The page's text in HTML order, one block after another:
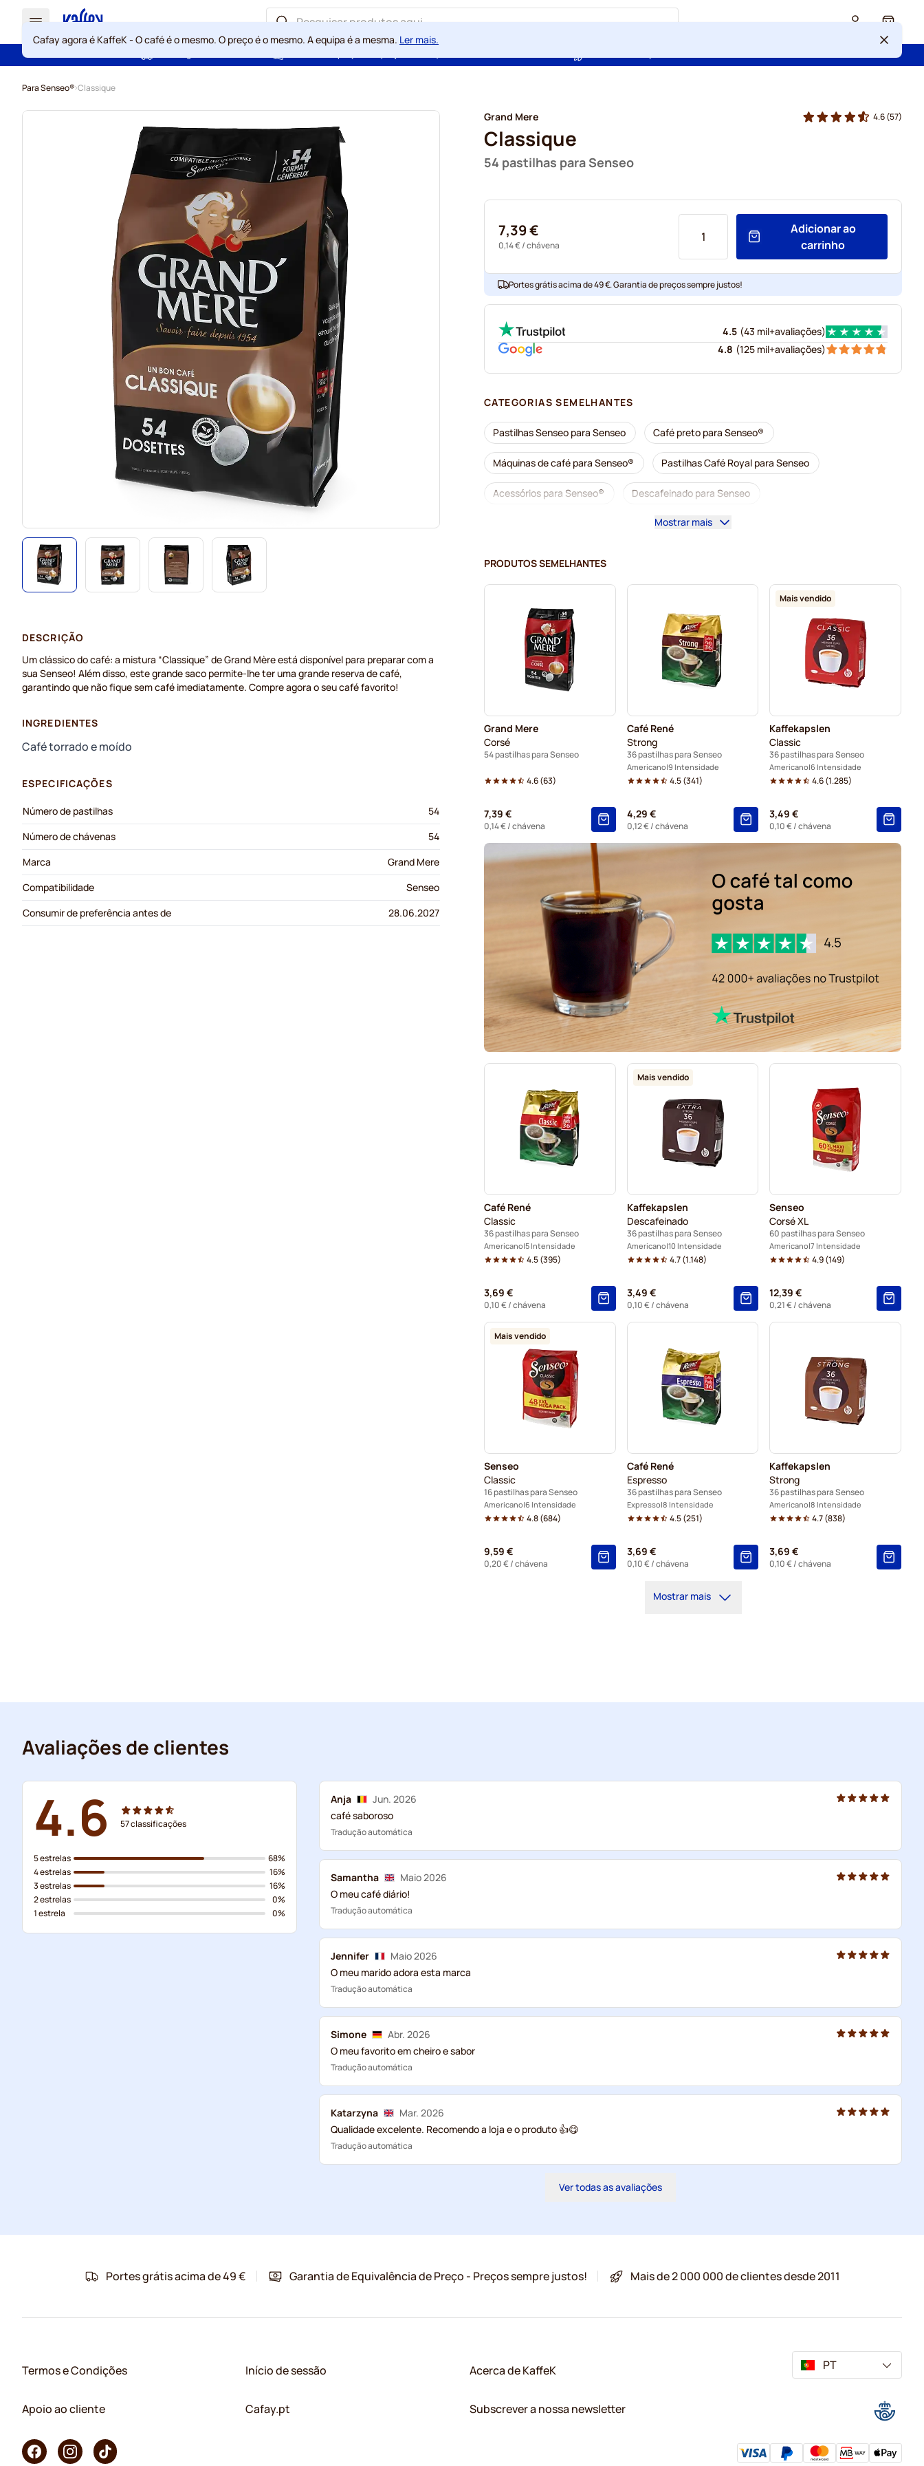
Cart
Cafay agora é KaffeK - O café é o mesmo. O preço é o mesmo. A equipa é a mesma. Ler mais.
Para Senseo® Classique
Grand Mere
Classique
54 pastilhas para Senseo
4.6(57)
7,39 €
0,14 €/ chávena
Adicionar ao
carrinho
Portes grátis acima de 49 €. Garantia de preços sempre justos!
4.5 (43 mil+avaliações)
4.8 (125 mil+avaliações)
CATEGORIAS SEMELHANTES
Pastilhas Senseo para Senseo Café preto para Senseo®
Máquinas de café para Senseo® Pastilhas Café Royal para Senseo
Acessórios para Senseo® Descafeinado para Senseo
Descalcificação e limpeza para Senseo Pastilhas Segafredo para Senseo
Pastilhas de café Merrild para Senseo Pastilhas Friele para Senseo
Pastilhas Marcilla para Senseo Pastilhas Gimoka para Senseo
Pastilhas para Senseo Para Senseo® Kaffekapslen para Senseo®
Mostrar mais
PRODUTOS SEMELHANTES
Grand Mere
Corsé
54 pastilhas para Senseo
4.6(63)
7,39 €
0,14 €/ chávena
Café René
Strong
36 pastilhas para Senseo
Americano 9 Intensidade
4.5(341)
4,29 €
0,12 €/ chávena
Mais vendido
Kaffekapslen
Classic
36 pastilhas para Senseo
Americano 6 Intensidade
4.6(1.285)
3,49 €
0,10 €/ chávena
Café René
Classic
36 pastilhas para Senseo
Americano 5 Intensidade
4.5(395)
3,69 €
0,10 €/ chávena
Mais vendido
Kaffekapslen
Descafeinado
36 pastilhas para Senseo
Americano 10 Intensidade
4.7(1.148)
3,49 €
0,10 €/ chávena
Senseo
Corsé XL
60 pastilhas para Senseo
Americano 7 Intensidade
4.9(149)
12,39 €
0,21 €/ chávena
Mais vendido
Senseo
Classic
16 pastilhas para Senseo
Americano 6 Intensidade
4.8(684)
9,59 €
0,20 €/ chávena
Café René
Espresso
36 pastilhas para Senseo
Expresso 8 Intensidade
4.5(251)
3,69 €
0,10 €/ chávena
Kaffekapslen
Strong
36 pastilhas para Senseo
Americano 8 Intensidade
4.7(838)
3,69 €
0,10 €/ chávena
Mostrar mais
DESCRIÇÃO
Um clássico do café: a mistura “Classique” de Grand Mère está disponível para preparar com a
sua Senseo! Além disso, este grande saco permite-lhe ter uma grande reserva de café,
garantindo que não fique sem café imediatamente. Compre agora o seu café favorito!
INGREDIENTES
Café torrado e moído
ESPECIFICAÇÕES
Número de pastilhas
54
Número de chávenas
54
Marca
Grand Mere
Compatibilidade
Senseo
Consumir de preferência antes de
28.06.2027
Avaliações de clientes
4.6 57classificações
5 estrelas
4 estrelas
3 estrelas
2 estrelas
1 estrela
68%
16%
16%
0%
0%
Anja
Jun. 2026
café saboroso
Tradução automática
Samantha
Maio 2026
O meu café diário!
Tradução automática
Jennifer
Maio 2026
O meu marido adora esta marca
Tradução automática
Simone
Abr. 2026
O meu favorito em cheiro e sabor
Tradução automática
Katarzyna
Mar. 2026
Qualidade excelente. Recomendo a loja e o produto 👍😋
Tradução automática
Ver todas as avaliações
Portes grátis acima de 49 € Garantia de Equivalência de Preço - Preços sempre justos! Mais de 2 000 000 de clientes desde 2011
Termos e Condições
Apoio ao cliente
Início de sessão
Cafay.pt
Acerca de KaffeK
Subscrever a nossa newsletter
PT